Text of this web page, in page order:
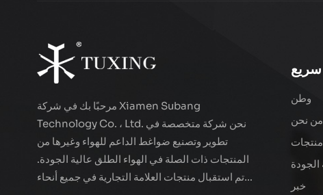
مرحبًا بك في شركة Xiamen Subang
Technology Co. ، Ltd. نحن شركة متخصصة في
تطوير وتصنيع ضواغط الداعم للهواء وغيرها من
المنتجات ذات الصلة في الهواء الطلق عالية الجودة.
تم استقبال منتجات العلامة التجارية في جميع أنحاء
وطن
من نحن
منتجات
الجودة
خبر